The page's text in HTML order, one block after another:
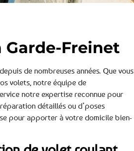
Freinet
de nombreuses années. Que vous
volets, notre équipe de
notre expertise reconnue pour
détaillés ou d’poses
pour apporter à votre domicile bien-